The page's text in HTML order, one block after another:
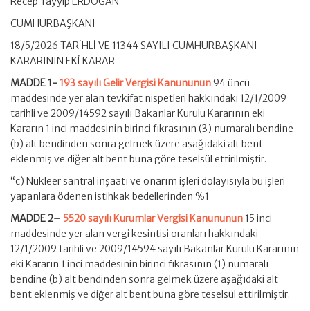
CUMHURBAŞKANI
18/5/2026 TARİHLİ VE 11344 SAYILI CUMHURBAŞKANI
KARARININ EKİ KARAR
MADDE 1-193 sayılı Gelir Vergisi Kanununun94 üncü
maddesinde yer alan tevkifat nispetleri hakkındaki 12/1/2009
tarihli ve 2009/14592 sayılı Bakanlar Kurulu Kararının eki
Kararın 1 inci maddesinin birinci fıkrasının (3) numaralı bendine
(b) alt bendinden sonra gelmek üzere aşağıdaki alt bent
eklenmiş ve diğer alt bent buna göre teselsül ettirilmiştir.
“c) Nükleer santral inşaatı ve onarım işleri dolayısıyla bu işleri
yapanlara ödenen istihkak bedellerinden %1
MADDE 2– 5520 sayılı Kurumlar Vergisi Kanununun 15 inci
maddesinde yer alan vergi kesintisi oranları hakkındaki
12/1/2009 tarihli ve 2009/14594 sayılı Bakanlar Kurulu Kararının
eki Kararın 1 inci maddesinin birinci fıkrasının (1) numaralı
bendine (b) alt bendinden sonra gelmek üzere aşağıdaki alt
bent eklenmiş ve diğer alt bent buna göre teselsül ettirilmiştir.